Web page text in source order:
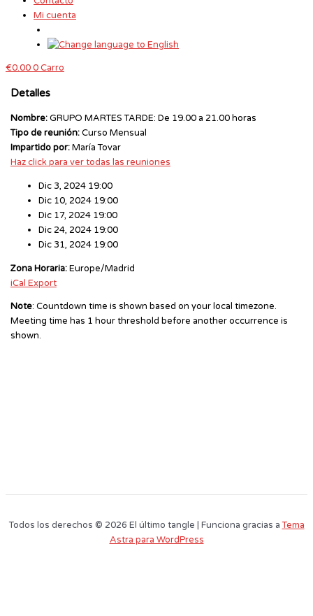
Mi cuenta
€0.000Carro
Detalles
Nombre:GRUPO MARTES TARDE: De 19.00 a 21.00 horas
Tipo de reunión:Curso Mensual
Impartido por:María Tovar
Haz click para ver todas las reuniones
Dic 3, 2024 19:00
Dic 10, 2024 19:00
Dic 17, 2024 19:00
Dic 24, 2024 19:00
Dic 31, 2024 19:00
Zona Horaria:Europe/Madrid
iCal Export
Note: Countdown time is shown based on your local timezone.
Meeting time has 1 hour threshold before another occurrence is
shown.
Todos los derechos © 2026 El último tangle | Funciona gracias aTema
Astra para WordPress